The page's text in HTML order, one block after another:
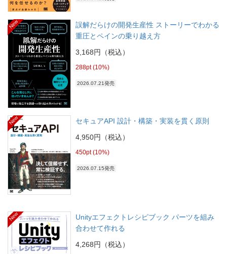
New
誤解だらけの開発生産性 ストーリーでわかる
重圧とペインの乗り越え方
3,168円（税込）
288pt (10%)
2026.07.21発売
New
セキュアAPI 設計・構築・実装を貫く原則
4,950円（税込）
450pt (10%)
2026.07.15発売
New
Unityエフェクトレシピブック パーツを組み
合わせて作れる
4,268円（税込）